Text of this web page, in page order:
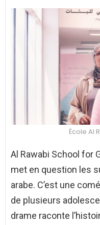
École Al
Al Rawabi School for
met en question les
arabe. C’est une
de plusieurs
drame raconte